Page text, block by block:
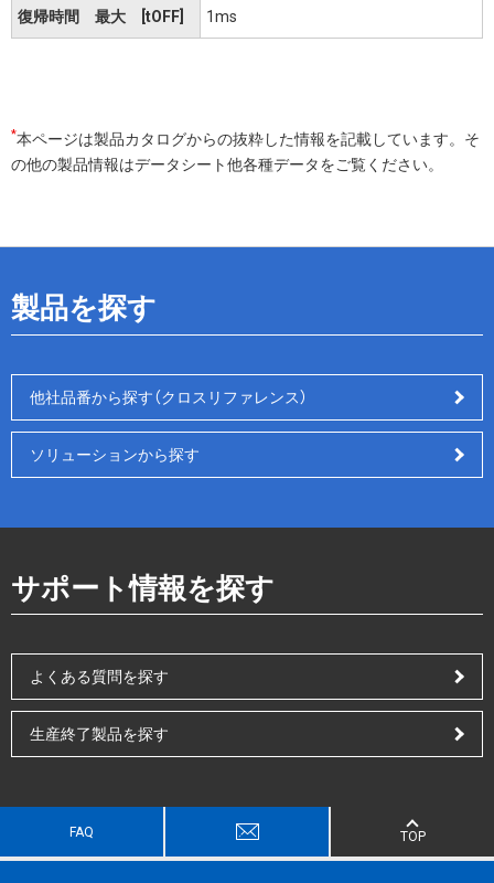
復帰時間 最大 [tOFF] 1ms
*本ページは製品カタログからの抜粋した情報を記載しています。そ
の他の製品情報はデータシート他各種データをご覧ください。
製品を探す
他社品番から探す（クロスリファレンス）
ソリューションから探す
サポート情報を探す
よくある質問を探す
生産終了製品を探す
FAQ TOP